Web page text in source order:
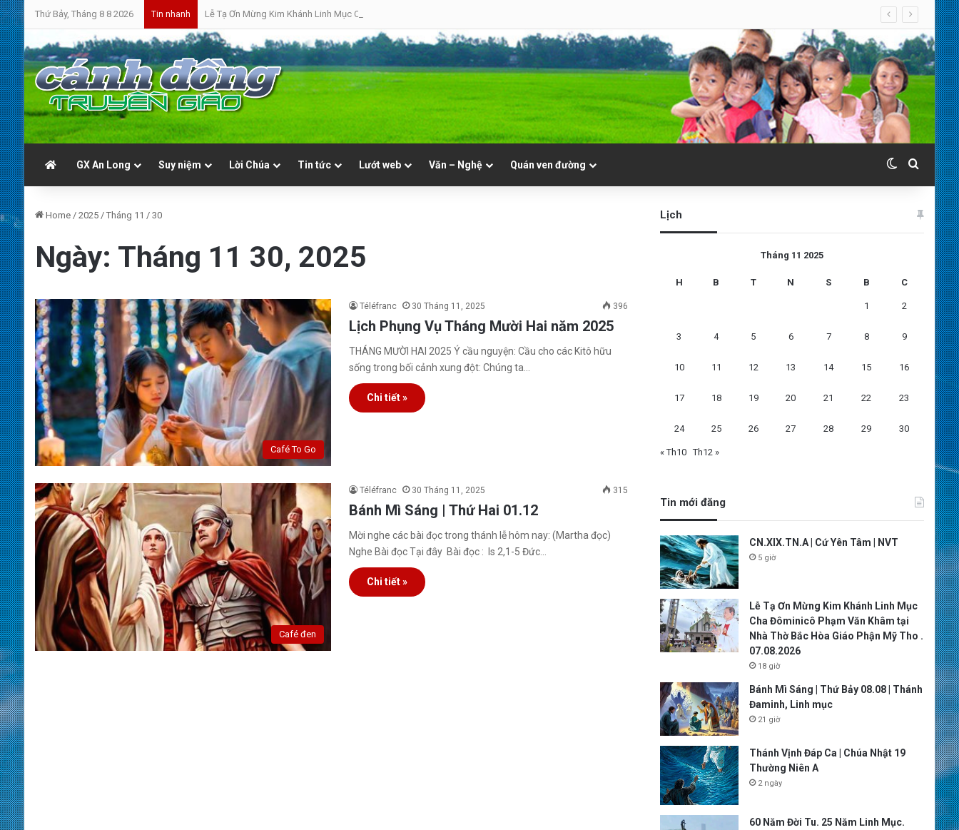
Thứ Bảy, Tháng 8 8 2026 Tin nhanh Lễ Tạ Ơn Mừng Kim Khánh Linh Mục Cha Đôminicô Phạm Văn Khâm tại Nhà Thờ Bắc Hòa Giáo Phận Mỹ Tho . 07.08.2026
GX An Long Suy niệm Lời Chúa Tin tức Lướt web Văn – Nghệ Quán ven đường Switch skin
Search
Home / 2025 / Tháng 11 / 30
Ngày: Tháng 11 30, 2025
Café To Go
Téléfranc 30 Tháng 11, 2025 396
Lịch Phụng Vụ Tháng Mười Hai năm 2025
THÁNG MƯỜI HAI 2025 Ý cầu nguyện: Cầu cho các Kitô hữu
sống trong bối cảnh xung đột: Chúng ta…
Chi tiết »
Café đen
Téléfranc 30 Tháng 11, 2025 315
Bánh Mì Sáng | Thứ Hai 01.12
Mời nghe các bài đọc trong thánh lễ hôm nay: (Martha đọc)
Nghe Bài đọc Tại đây Bài đọc : Is 2,1-5 Đức…
Chi tiết »
Lịch
Tháng 11 2025
H B T N S B C
1 2
3 4 5 6 7 8 9
10 11 12 13 14 15 16
17 18 19 20 21 22 23
24 25 26 27 28 29 30
« Th10 Th12 »
Tin mới đăng
CN.XIX.TN.A | Cứ Yên Tâm | NVT
5 giờ
Lễ Tạ Ơn Mừng Kim Khánh Linh Mục
Cha Đôminicô Phạm Văn Khâm tại
Nhà Thờ Bắc Hòa Giáo Phận Mỹ Tho .
07.08.2026
18 giờ
Bánh Mì Sáng | Thứ Bảy 08.08 | Thánh
Đaminh, Linh mục
21 giờ
Thánh Vịnh Đáp Ca | Chúa Nhật 19
Thường Niên A
2 ngày
60 Năm Đời Tu. 25 Năm Linh Mục.